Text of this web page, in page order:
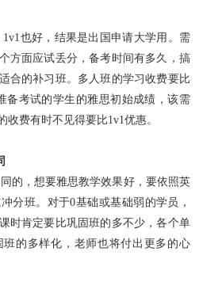
也好，结果是出国申请大学用。需
方面应试丢分，备考时间有多久，搞
合的补习班。多人班的学习收费要比
备考试的学生的雅思初始成绩，该需
费有时不见得要比1v1优惠。
的，想要雅思教学效果好，要依照英
分班。对于0基础或基础弱的学员，
时肯定要比巩固班的多不少，各个单
的多样化，老师也将付出更多的心